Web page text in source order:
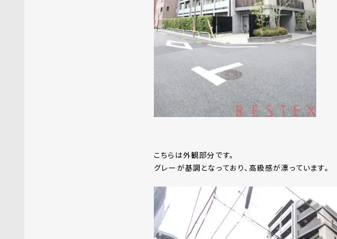
こちらは外観部分です。
グレーが基調となっており、高級感が漂っています。